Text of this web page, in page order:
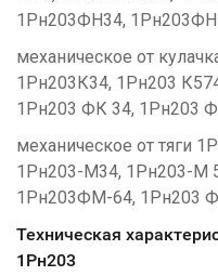
1Рн203ФН34,
механическое от
1Рн203К34, 1Рн203
1Рн203 ФК 34, 1Рн203
механическое от тяги
1Рн203-М34, 1Рн203-М
1Рн203ФМ-64, 1Рн203
Техническая
1Рн203